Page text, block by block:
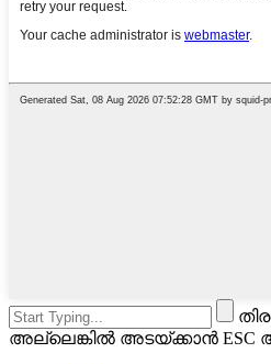
അല്ലെങ്കിൽ അടയ്ക്കാൻ